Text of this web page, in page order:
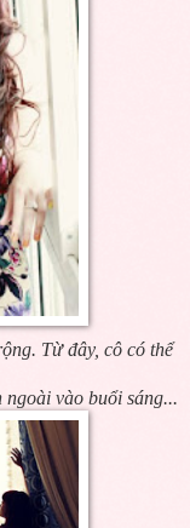
Từ đây, cô có thể
vào buổi sáng...